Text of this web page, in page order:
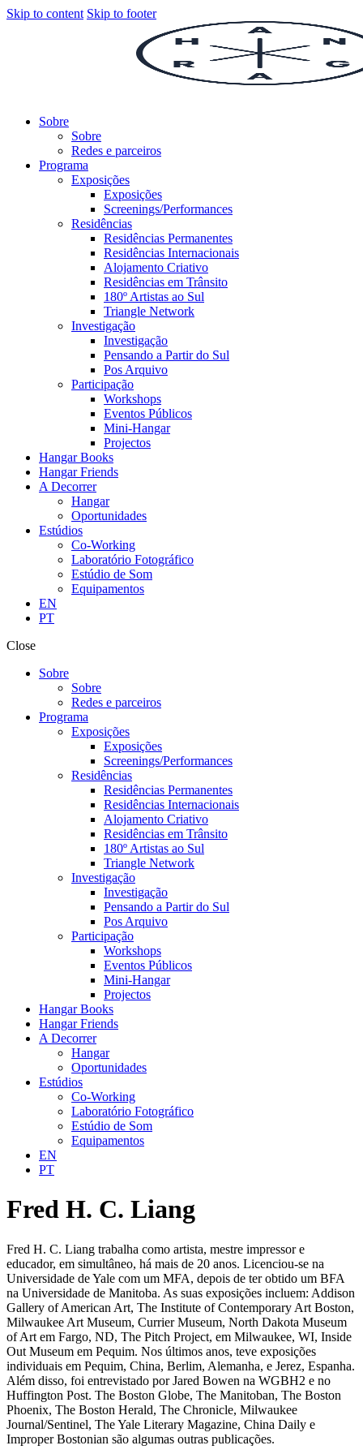
Skip to content Skip to footer
Sobre
Sobre
Redes e parceiros
Programa
Exposições
Exposições
Screenings/Performances
Residências
Residências Permanentes
Residências Internacionais
Alojamento Criativo
Residências em Trânsito
180º Artistas ao Sul
Triangle Network
Investigação
Investigação
Pensando a Partir do Sul
Pos Arquivo
Participação
Workshops
Eventos Públicos
Mini-Hangar
Projectos
Hangar Books
Hangar Friends
A Decorrer
Hangar
Oportunidades
Estúdios
Co-Working
Laboratório Fotográfico
Estúdio de Som
Equipamentos
EN
PT
Close
Sobre
Sobre
Redes e parceiros
Programa
Exposições
Exposições
Screenings/Performances
Residências
Residências Permanentes
Residências Internacionais
Alojamento Criativo
Residências em Trânsito
180º Artistas ao Sul
Triangle Network
Investigação
Investigação
Pensando a Partir do Sul
Pos Arquivo
Participação
Workshops
Eventos Públicos
Mini-Hangar
Projectos
Hangar Books
Hangar Friends
A Decorrer
Hangar
Oportunidades
Estúdios
Co-Working
Laboratório Fotográfico
Estúdio de Som
Equipamentos
EN
PT
Fred H. C. Liang
Fred H. C. Liang trabalha como artista, mestre impressor e
educador, em simultâneo, há mais de 20 anos. Licenciou-se na
Universidade de Yale com um MFA, depois de ter obtido um BFA
na Universidade de Manitoba. As suas exposições incluem: Addison
Gallery of American Art, The Institute of Contemporary Art Boston,
Milwaukee Art Museum, Currier Museum, North Dakota Museum
of Art em Fargo, ND, The Pitch Project, em Milwaukee, WI, Inside
Out Museum em Pequim. Nos últimos anos, teve exposições
individuais em Pequim, China, Berlim, Alemanha, e Jerez, Espanha.
Além disso, foi entrevistado por Jared Bowen na WGBH2 e no
Huffington Post. The Boston Globe, The Manitoban, The Boston
Phoenix, The Boston Herald, The Chronicle, Milwaukee
Journal/Sentinel, The Yale Literary Magazine, China Daily e
Improper Bostonian são algumas outras publicações.